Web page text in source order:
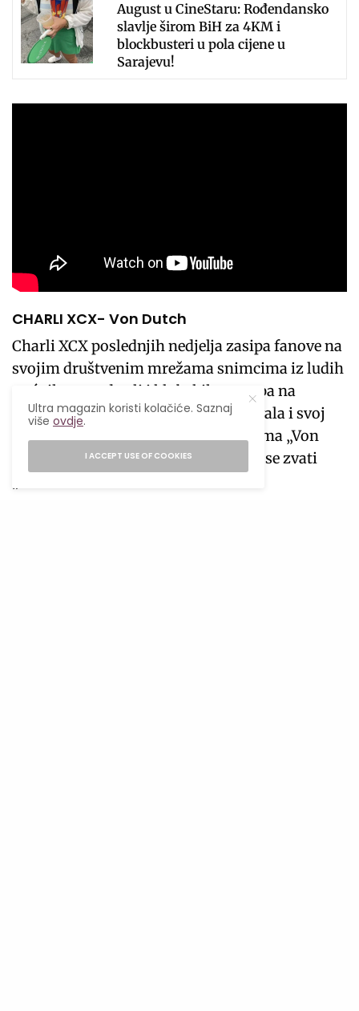
August u CineStaru: Rođendansko
slavlje širom BiH za 4KM i
blockbusteri u pola cijene u
Sarajevu!
CHARLI XCX- Von Dutch
Charli XCX poslednjih nedjelja zasipa fanove na
svojim društvenim mrežama snimcima iz ludih
noćnih provoda ali i klubskih nastupa na
kojima je, između ostalog prezentovala i svoj
novi singl. Hi-ENG-techno-pop pjesma „Von
Dutch“ najavljuje novi album koji će se zvati
Ultra magazin koristi kolačiće. Saznaj
višeovdje.
I ACCEPT USE OF COOKIES